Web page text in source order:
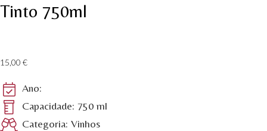
Tinto 750ml
15,00 €
Ano:
Capacidade: 750 ml
Categoria: Vinhos